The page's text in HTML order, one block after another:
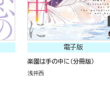
電子版
楽園は手の中に（分冊版）
浅井西